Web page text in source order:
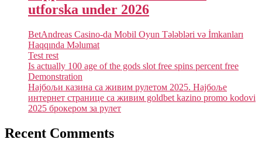
utforska under 2026
BetAndreas Casino-da Mobil Oyun Tələbləri və İmkanları
Haqqında Məlumat
Test rest
Is actually 100 age of the gods slot free spins percent free
Demonstration
Најбољи казина са живим рулетом 2025. Најбоље
интернет странице са живим goldbet kazino promo kodovi
2025 брокером за рулет
Recent Comments